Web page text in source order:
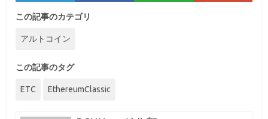
この記事のカテゴリ
アルトコイン
この記事のタグ
ETC EthereumClassic